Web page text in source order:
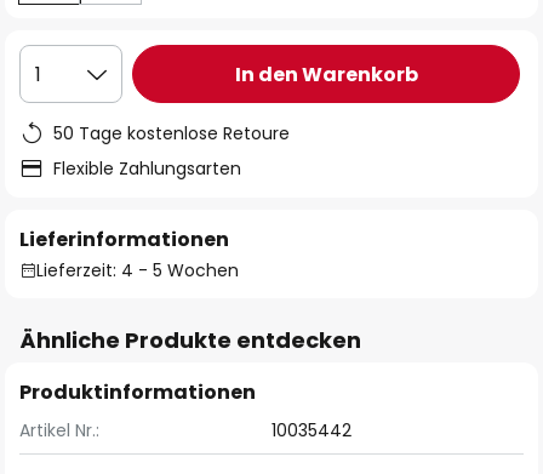
1 In den Warenkorb
50 Tage kostenlose Retoure
Flexible Zahlungsarten
Lieferinformationen
Lieferzeit: 4 - 5 Wochen
Ähnliche Produkte entdecken
Produktinformationen
Artikel Nr.: 10035442